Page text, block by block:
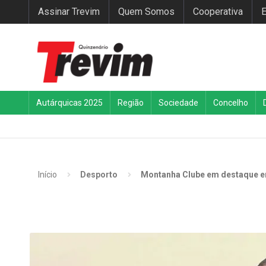
Assinar Trevim Quem Somos Cooperativa
Autárquicas 2025 Região Sociedade Concelho
Início Desporto Montanha Clube em destaque